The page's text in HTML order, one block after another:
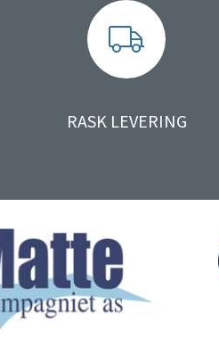
RASK LEVERING